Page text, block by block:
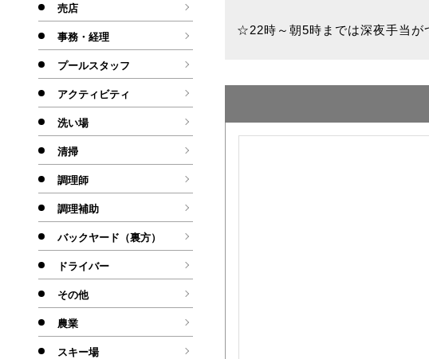
売店
事務・経理
プールスタッフ
アクティビティ
洗い場
清掃
調理師
調理補助
バックヤード（裏方）
ドライバー
その他
農業
スキー場
☆22時～朝5時までは深夜手当が